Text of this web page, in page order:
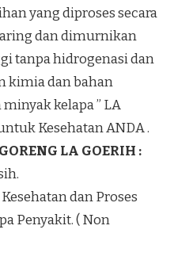
yang diproses secara
dan dimurnikan
tanpa hidrogenasi dan
kimia dan bahan
kelapa ” LA
Kesehatan ANDA .
LA GOERIH :
dan Proses
Penyakit. ( Non